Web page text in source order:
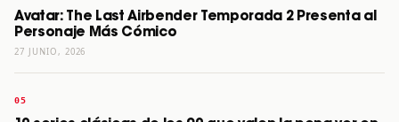
Avatar: The Last Airbender Temporada 2 Presenta al
Personaje Más Cómico
27 JUNIO, 2026